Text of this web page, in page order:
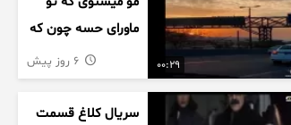
00:29
ماورای حسه چون که
داریم می رسیم به
اخرای قصه
سریال کلاغ قسمت